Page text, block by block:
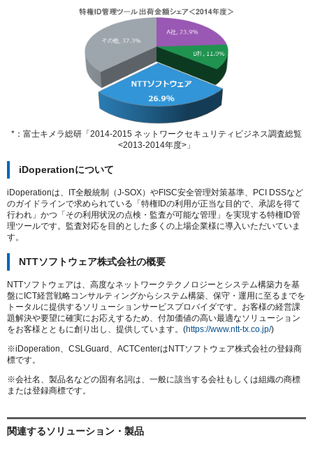
*：富士キメラ総研「2014-2015 ネットワークセキュリティビジネス調査総覧
<2013-2014年度>」
iDoperationについて
iDoperationは、IT全般統制（J-SOX）やFISC安全管理対策基準、PCI DSSなど
のガイドラインで求められている「特権IDの利用が正当な目的で、承認を得て
行われ」かつ「その利用状況の点検・監査が可能な管理」を実現する特権ID管
理ツールです。監査対応を目的とした多くの上場企業様に導入いただいていま
す。
NTTソフトウェア株式会社の概要
NTTソフトウェアは、高度なネットワークテクノロジーとシステム構築力を基
盤にICT経営戦略コンサルティングからシステム構築、保守・運用に至るまでを
トータルに提供するソリューションサービスプロバイダです。お客様の経営課
題解決や要望に確実にお応えするため、付加価値の高い最適なソリューション
をお客様とともに創り出し、提供しています。(https://www.ntt-tx.co.jp/)
※iDoperation、CSLGuard、ACTCenterはNTTソフトウェア株式会社の登録商
標です。
※会社名、製品名などの固有名詞は、一般に該当する会社もしくは組織の商標
または登録商標です。
関連するソリューション・製品